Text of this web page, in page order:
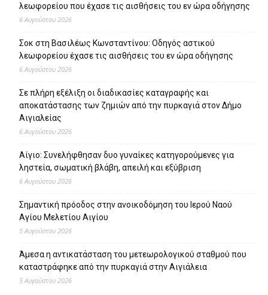
λεωφορείου που έχασε τις αισθήσεις του εν ώρα οδήγησης
6 Αυγούστου 2026
Σοκ στη Βασιλέως Κωνσταντίνου: Οδηγός αστικού
λεωφορείου έχασε τις αισθήσεις του εν ώρα οδήγησης
6 Αυγούστου 2026
Σε πλήρη εξέλιξη οι διαδικασίες καταγραφής και
αποκατάστασης των ζημιών από την πυρκαγιά στον Δήμο
Αιγιαλείας
6 Αυγούστου 2026
Αίγιο: Συνελήφθησαν δυο γυναίκες κατηγορούμενες για
ληστεία, σωματική βλάβη, απειλή και εξύβριση
6 Αυγούστου 2026
Σημαντική πρόοδος στην ανοικοδόμηση του Ιερού Ναού
Αγίου Μελετίου Αιγίου
5 Αυγούστου 2026
Άμεσα η αντικατάσταση του μετεωρολογικού σταθμού που
καταστράφηκε από την πυρκαγιά στην Αιγιάλεια
5 Αυγούστου 2026